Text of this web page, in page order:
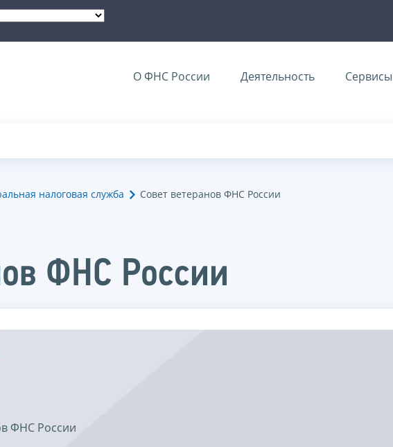
О ФНС России Деятельность Сервисы
налоговая служба Совет ветеранов ФНС России
ФНС России
ФНС России